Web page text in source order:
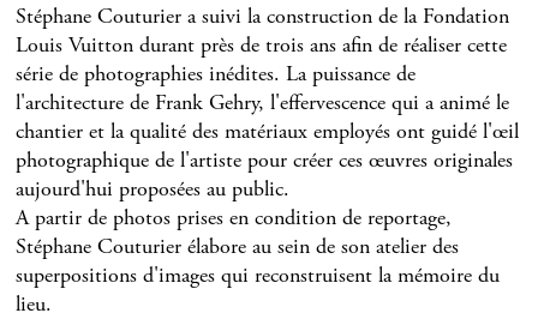
Stéphane Couturier a suivi la construction de la Fondation
Louis Vuitton durant près de trois ans afin de réaliser cette
série de photographies inédites. La puissance de
l'architecture de Frank Gehry, l'effervescence qui a animé le
chantier et la qualité des matériaux employés ont guidé l'œil
photographique de l'artiste pour créer ces œuvres originales
aujourd'hui proposées au public.
A partir de photos prises en condition de reportage,
Stéphane Couturier élabore au sein de son atelier des
superpositions d'images qui reconstruisent la mémoire du
lieu.